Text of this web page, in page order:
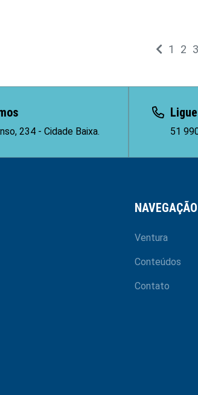
1 2 3
234 - Cidade Baixa. 51
NAVEGAÇÃO
Ventura
Conteúdos
Contato